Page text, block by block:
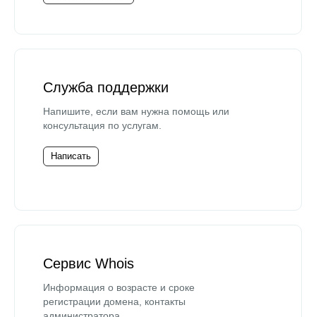
Служба поддержки
Напишите, если вам нужна помощь или
консультация по услугам.
Написать
Сервис Whois
Информация о возрасте и сроке
регистрации домена, контакты